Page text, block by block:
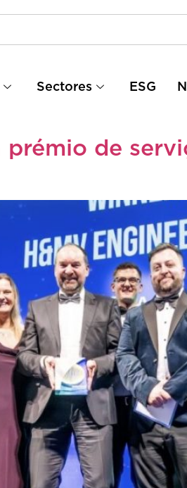
Sectores ESG
prémio de